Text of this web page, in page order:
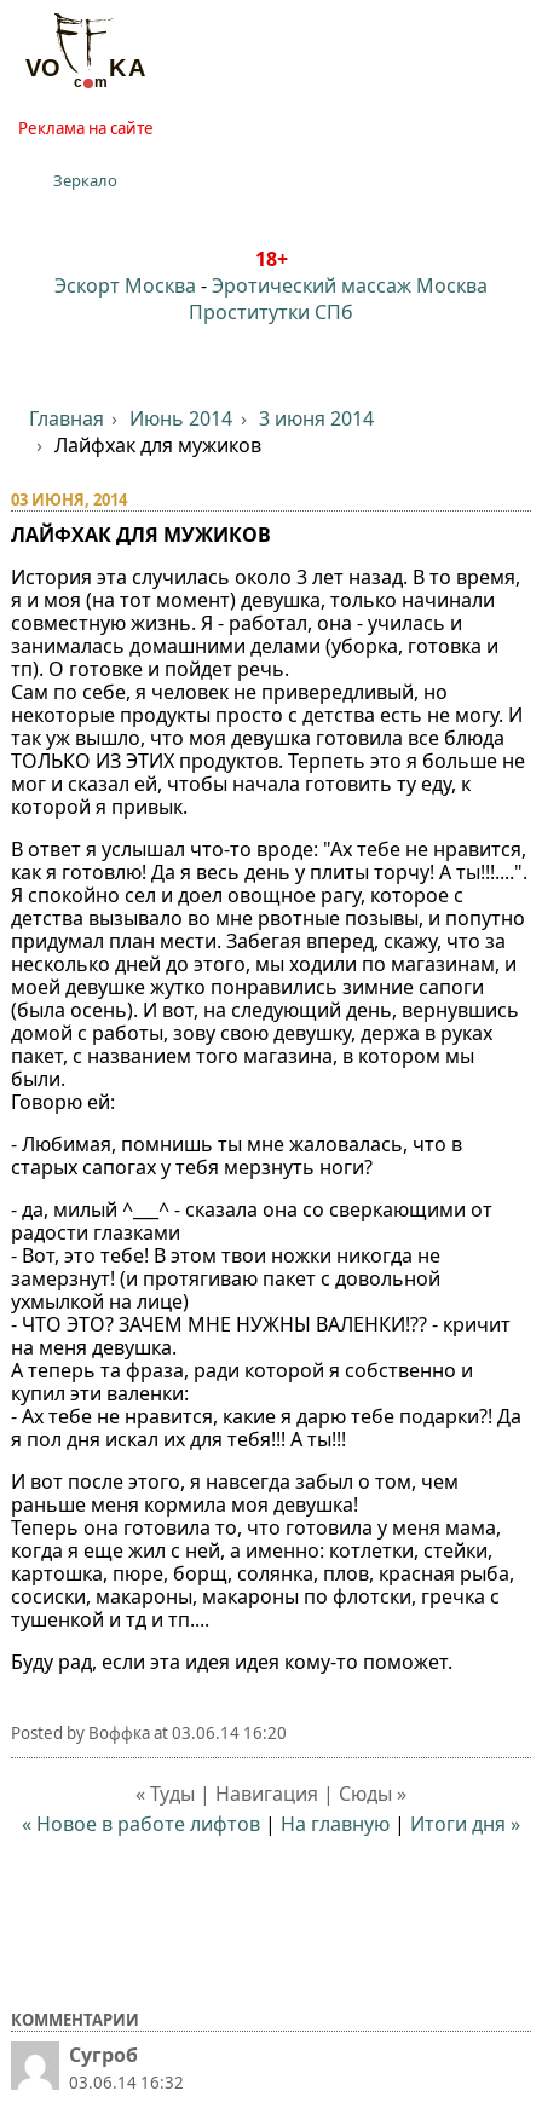
Реклама на сайте
Зеркало
18+
Эскорт Москва -Эротический массаж Москва
Проститутки СПб
Главная Июнь 2014
3 июня 2014
Лайфхак для мужиков
03 ИЮНЯ, 2014
ЛАЙФХАК ДЛЯ МУЖИКОВ
История эта случилась около 3 лет назад. В то время,
я и моя (на тот момент) девушка, только начинали
совместную жизнь. Я - работал, она - училась и
занималась домашними делами (уборка, готовка и
тп). О готовке и пойдет речь.
Сам по себе, я человек не привередливый, но
некоторые продукты просто с детства есть не могу. И
так уж вышло, что моя девушка готовила все блюда
ТОЛЬКО ИЗ ЭТИХ продуктов. Терпеть это я больше не
мог и сказал ей, чтобы начала готовить ту еду, к
которой я привык.
В ответ я услышал что-то вроде: "Ах тебе не нравится,
как я готовлю! Да я весь день у плиты торчу! А ты!!!....".
Я спокойно сел и доел овощное рагу, которое с
детства вызывало во мне рвотные позывы, и попутно
придумал план мести. Забегая вперед, скажу, что за
несколько дней до этого, мы ходили по магазинам, и
моей девушке жутко понравились зимние сапоги
(была осень). И вот, на следующий день, вернувшись
домой с работы, зову свою девушку, держа в руках
пакет, с названием того магазина, в котором мы
были.
Говорю ей:
- Любимая, помнишь ты мне жаловалась, что в
старых сапогах у тебя мерзнуть ноги?
- да, милый ^___^ - сказала она со сверкающими от
радости глазками
- Вот, это тебе! В этом твои ножки никогда не
замерзнут! (и протягиваю пакет с довольной
ухмылкой на лице)
- ЧТО ЭТО? ЗАЧЕМ МНЕ НУЖНЫ ВАЛЕНКИ!?? - кричит
на меня девушка.
А теперь та фраза, ради которой я собственно и
купил эти валенки:
- Ах тебе не нравится, какие я дарю тебе подарки?! Да
я пол дня искал их для тебя!!! А ты!!!
И вот после этого, я навсегда забыл о том, чем
раньше меня кормила моя девушка!
Теперь она готовила то, что готовила у меня мама,
когда я еще жил с ней, а именно: котлетки, стейки,
картошка, пюре, борщ, солянка, плов, красная рыба,
сосиски, макароны, макароны по флотски, гречка с
тушенкой и тд и тп....
Буду рад, если эта идея идея кому-то поможет.
Posted by Воффкаat03.06.14 16:20
« Туды | Навигация | Сюды »
« Новое в работе лифтов | На главную | Итоги дня »
КОММЕНТАРИИ
Сугроб
03.06.14 16:32